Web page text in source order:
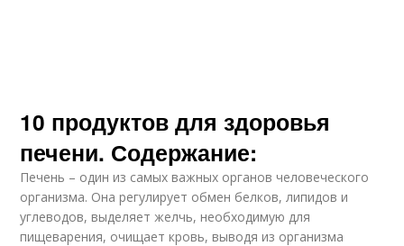
10 продуктов для здоровья
печени. Содержание:
Печень – один из самых важных органов человеческого
организма. Она регулирует обмен белков, липидов и
углеводов, выделяет желчь, необходимую для
пищеварения, очищает кровь, выводя из организма